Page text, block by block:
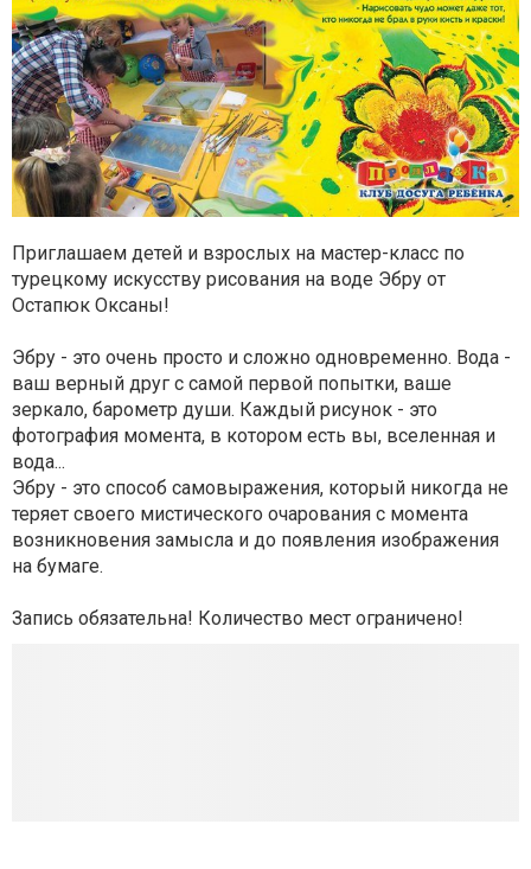
Приглашаем детей и взрослых на мастер-класс по
турецкому искусству рисования на воде Эбру от
Остапюк Оксаны!
Эбру - это очень просто и сложно одновременно. Вода -
ваш верный друг с самой первой попытки, ваше
зеркало, барометр души. Каждый рисунок - это
фотография момента, в котором есть вы, вселенная и
вода...
Эбру - это способ самовыражения, который никогда не
теряет своего мистического очарования с момента
возникновения замысла и до появления изображения
на бумаге.
Запись обязательна! Количество мест ограничено!